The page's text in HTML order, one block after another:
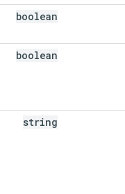
boolean
boolean
string